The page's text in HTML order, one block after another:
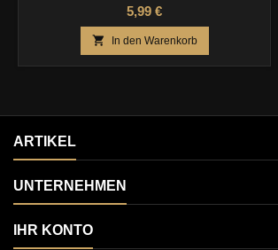
wieder haben.
Preis
5,99 €
 In den Warenkorb
ARTIKEL
UNTERNEHMEN
IHR KONTO